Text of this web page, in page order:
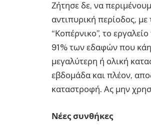
Ζήτησε δε, να
αντιπυρική περίοδος,
“Κοπέρνικο”, το
91% των εδαφών που
μεγαλύτερη ή ολική
εβδομάδα και πλέον,
καταστροφή. Ας μην
Νέες συνθήκες